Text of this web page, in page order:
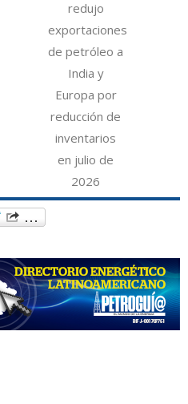
redujo
exportaciones
de petróleo a
India y
Europa por
reducción de
inventarios
en julio de
2026